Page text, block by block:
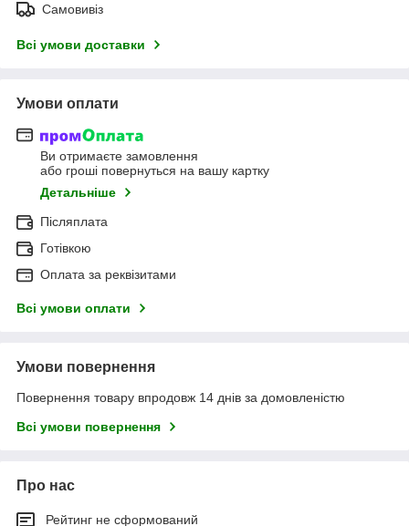
Самовивіз
Всі умови доставки
Умови оплати
Ви отримаєте замовлення
або гроші повернуться на вашу картку
Детальніше
Післяплата
Готівкою
Оплата за реквізитами
Всі умови оплати
Умови повернення
Повернення товару впродовж 14 днів за домовленістю
Всі умови повернення
Про нас
Рейтинг не сформований